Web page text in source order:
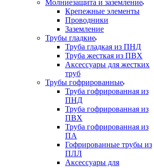
Молниезащита и заземление
Крепежные элементы
Проводники
Заземление
Трубы гладкие
Труба гладкая из ПНД
Труба жесткая из ПВХ
Аксессуары для жестких
труб
Трубы гофрированные
Труба гофрированная из
ПНД
Труба гофрированная из
ПВХ
Труба гофрированная из
ПА
Гофрированные трубы из
ПЛЛ
Аксессуары для